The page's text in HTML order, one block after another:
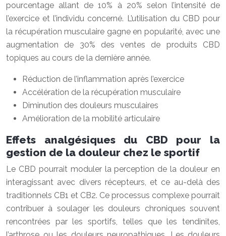
pourcentage allant de 10% à 20% selon l’intensité de
l’exercice et l’individu concerné. L’utilisation du CBD pour
la récupération musculaire gagne en popularité, avec une
augmentation de 30% des ventes de produits CBD
topiques au cours de la dernière année.
Réduction de l’inflammation après l’exercice
Accélération de la récupération musculaire
Diminution des douleurs musculaires
Amélioration de la mobilité articulaire
Effets analgésiques du CBD pour la
gestion de la douleur chez le sportif
Le CBD pourrait moduler la perception de la douleur en
interagissant avec divers récepteurs, et ce au-delà des
traditionnels CB1 et CB2. Ce processus complexe pourrait
contribuer à soulager les douleurs chroniques souvent
rencontrées par les sportifs, telles que les tendinites,